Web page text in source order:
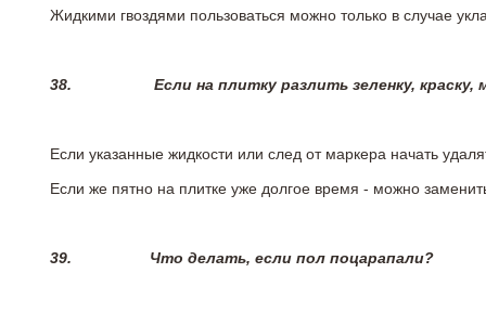
Жидкими гвоздями пользоваться можно только в случае
38. Если на плитку разлить зеленку,
Если указанные жидкости или след от маркера начать
Если же пятно на плитке уже долгое время - можно
39. Что делать, если пол поцарапали?